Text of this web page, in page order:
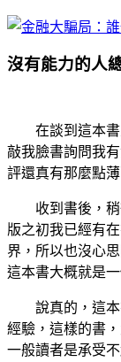
沒有能力的人
在談到這本書
敲我臉書詢問我
評還真有那麼點
收到書後，稍
版之初我已經有
界，所以也沒心
這本書大概就是
說真的，這本
經驗，這樣的書
一般讀者是承受